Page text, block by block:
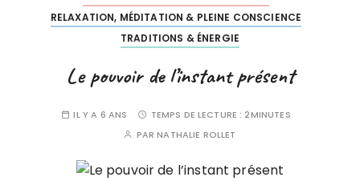
RELAXATION, MÉDITATION & PLEINE CONSCIENCE
TRADITIONS & ÉNERGIE
Le pouvoir de l’instant présent
IL Y A 6 ANS TEMPS DE LECTURE :2MINUTES
PARNATHALIE ROLLET